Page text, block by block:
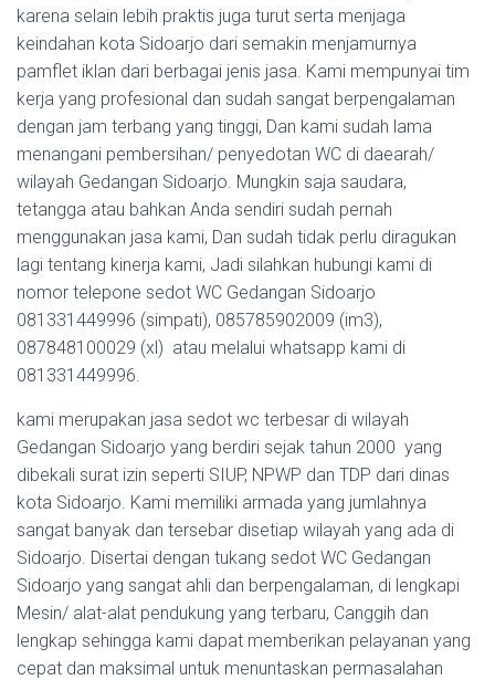
karena selain lebih praktis juga turut serta menjaga
keindahan kota Sidoarjo dari semakin menjamurnya
pamflet iklan dari berbagai jenis jasa. Kami mempunyai tim
kerja yang profesional dan sudah sangat berpengalaman
dengan jam terbang yang tinggi, Dan kami sudah lama
menangani pembersihan/ penyedotan WC di daearah/
wilayah Gedangan Sidoarjo. Mungkin saja saudara,
tetangga atau bahkan Anda sendiri sudah pernah
menggunakan jasa kami, Dan sudah tidak perlu diragukan
lagi tentang kinerja kami, Jadi silahkan hubungi kami di
nomor telepone sedot WC Gedangan Sidoarjo
081331449996 (simpati), 085785902009 (im3),
087848100029 (xl) atau melalui whatsapp kami di
081331449996.
kami merupakan jasa sedot wc terbesar di wilayah
Gedangan Sidoarjo yang berdiri sejak tahun 2000 yang
dibekali surat izin seperti SIUP, NPWP dan TDP dari dinas
kota Sidoarjo. Kami memiliki armada yang jumlahnya
sangat banyak dan tersebar disetiap wilayah yang ada di
Sidoarjo. Disertai dengan tukang sedot WC Gedangan
Sidoarjo yang sangat ahli dan berpengalaman, di lengkapi
Mesin/ alat-alat pendukung yang terbaru, Canggih dan
lengkap sehingga kami dapat memberikan pelayanan yang
cepat dan maksimal untuk menuntaskan permasalahan